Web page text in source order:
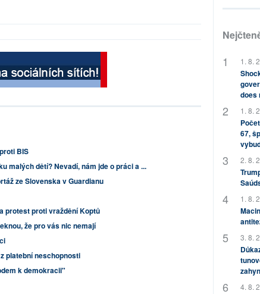
BIS
malých dětí? Nevadí, nám jde o práci a ...
ze Slovenska v Guardianu
protest proti vraždění Koptů
že pro vás nic nemají
platební neschopnosti
k demokracii"
1. 8.
does
1. 8.
67,
2. 8.
1. 8.
3. 8.
4. 8.